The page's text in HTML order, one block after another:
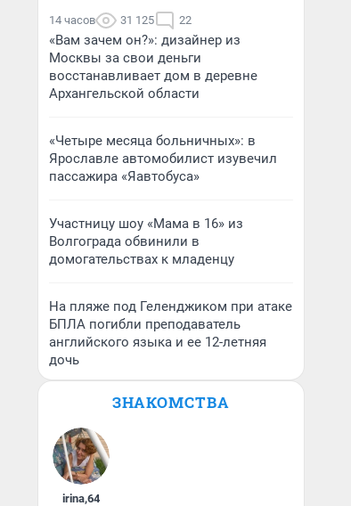
14 часов 31 125 22
«Вам зачем он?»: дизайнер из
Москвы за свои деньги
восстанавливает дом в деревне
Архангельской области
«Четыре месяца больничных»: в
Ярославле автомобилист изувечил
пассажира «Яавтобуса»
Участницу шоу «Мама в 16» из
Волгограда обвинили в
домогательствах к младенцу
На пляже под Геленджиком при атаке
БПЛА погибли преподаватель
английского языка и ее 12-летняя
дочь
ЗНАКОМСТВА
irina,64